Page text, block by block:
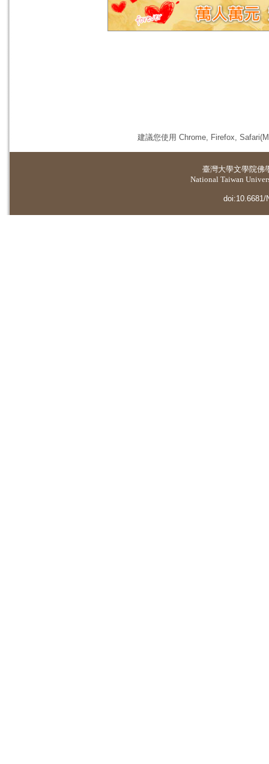
建議您使用 Chrome, Firefox,
臺灣大學文學院佛
National Taiwan
doi:10.6681/